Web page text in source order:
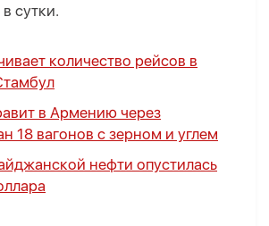
сутки.
количество рейсов в
в Армению через
18 вагонов с зерном и углем
нефти опустилась